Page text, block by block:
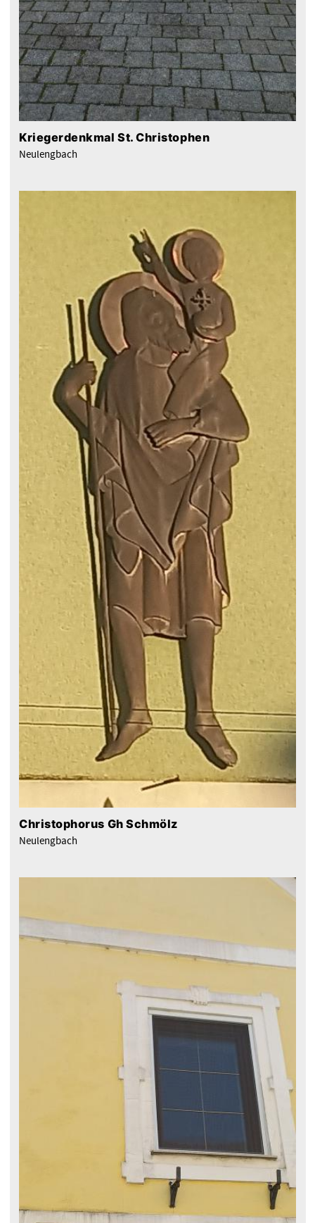
Kriegerdenkmal St. Christophen
Neulengbach
Christophorus Gh Schmölz
Neulengbach